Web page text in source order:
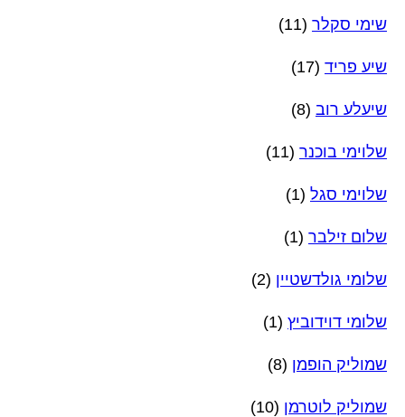
שימי סקלר (11)
שיע פריד (17)
שיעלע רוב (8)
שלוימי בוכנר (11)
שלוימי סגל (1)
שלום זילבר (1)
שלומי גולדשטיין (2)
שלומי דוידוביץ (1)
שמוליק הופמן (8)
שמוליק לוטרמן (10)